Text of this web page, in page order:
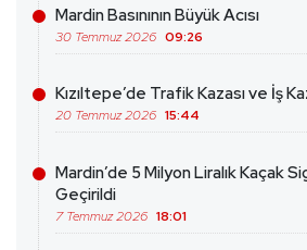
Mardin Basınının Büyük Acısı
30 Temmuz 2026 09:26
Kızıltepe’de Trafik Kazası ve İş
20 Temmuz 2026 15:44
Mardin’de 5 Milyon Liralık Kaçak
Geçirildi
7 Temmuz 2026 18:01